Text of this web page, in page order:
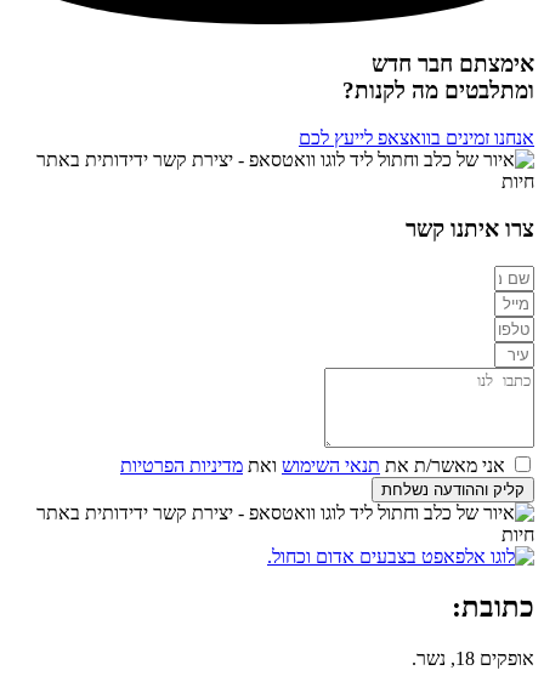
אימצתם חבר חדש
ומתלבטים מה לקנות?
אנחנו זמינים בוואצאפ לייעץ לכם
צרו איתנו קשר
אני מאשר/ת את תנאי השימוש ואת מדיניות הפרטיות
קליק וההודעה נשלחת
כתובת:
אופקים 18, נשר.